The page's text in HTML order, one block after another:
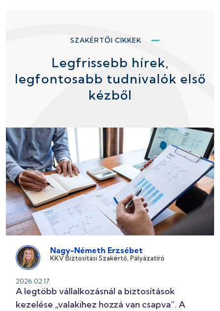
SZAKÉRTŐI CIKKEK
Legfrissebb hírek,
legfontosabb tudnivalók első
kézből
Nagy-Németh Erzsébet
KKV Biztosítási Szakértő, Pályázatíró
2026.02.17.
A legtöbb vállalkozásnál a biztosítások
kezelése „valakihez hozzá van csapva”. A